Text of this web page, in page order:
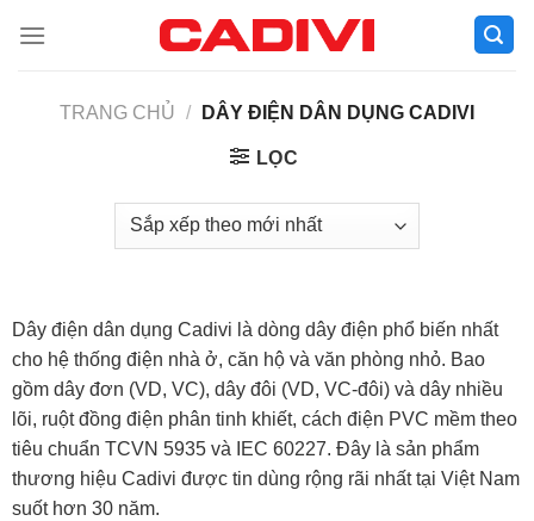
TRANG CHỦ / DÂY ĐIỆN DÂN DỤNG CADIVI
LỌC
Dây điện dân dụng Cadivi là dòng dây điện phổ biến nhất
cho hệ thống điện nhà ở, căn hộ và văn phòng nhỏ. Bao
gồm dây đơn (VD, VC), dây đôi (VD, VC-đôi) và dây nhiều
lõi, ruột đồng điện phân tinh khiết, cách điện PVC mềm theo
tiêu chuẩn TCVN 5935 và IEC 60227. Đây là sản phẩm
thương hiệu Cadivi được tin dùng rộng rãi nhất tại Việt Nam
suốt hơn 30 năm.